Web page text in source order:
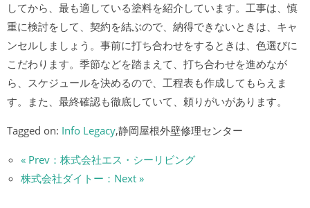
してから、最も適している塗料を紹介しています。工事は、慎
重に検討をして、契約を結ぶので、納得できないときは、キャ
ンセルしましょう。事前に打ち合わせをするときは、色選びに
こだわります。季節などを踏まえて、打ち合わせを進めなが
ら、スケジュールを決めるので、工程表も作成してもらえま
す。また、最終確認も徹底していて、頼りがいがあります。
Tagged on: Info Legacy,静岡屋根外壁修理センター
« Prev：株式会社エス・シーリビング
株式会社ダイトー：Next »